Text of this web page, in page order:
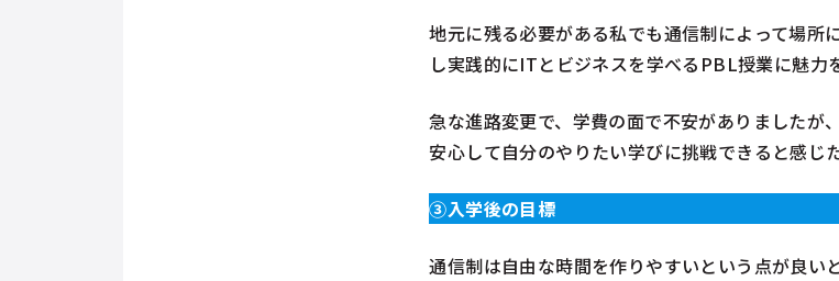
地元に残る必要がある私でも通信制によって場所
し実践的にITとビジネスを学べるPBL授業に魅力
急な進路変更で、学費の面で不安がありましたが
安心して自分のやりたい学びに挑戦できると感じ
③入学後の目標
通信制は自由な時間を作りやすいという点が良い